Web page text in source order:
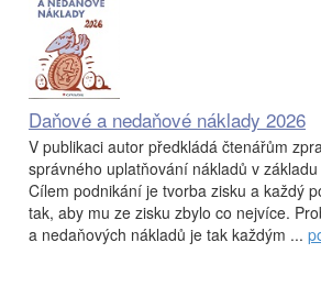
Daňové a nedaňové náklady 2026
V publikaci autor předkládá čtenářům
správného uplatňování nákladů v
Cílem podnikání je tvorba zisku a každý
tak, aby mu ze zisku zbylo co nejvíce.
a nedaňových nákladů je tak každým ...